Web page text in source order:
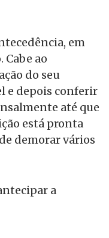
em
Cabe ao
do seu
e depois conferir
até que
está pronta
demorar vários
a